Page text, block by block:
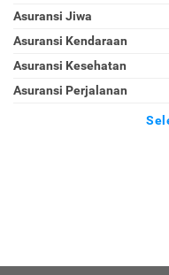
Asuransi Jiwa
Asuransi Kendaraan
Asuransi Kesehatan
Asuransi Perjalanan